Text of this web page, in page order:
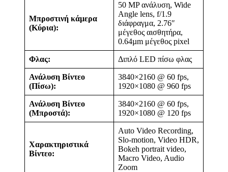
Μπροστινή κάμερα
(Κύρια):
50 MP ανάλυση, Wide
Angle lens, f/1.9
διάφραγμα, 2.76″
μέγεθος αισθητήρα,
0.64µm μέγεθος pixel
Φλας: Διπλό LED πίσω φλας
Ανάλυση Βίντεο
(Πίσω):
3840×2160 @ 60 fps,
1920×1080 @ 960 fps
Ανάλυση Βίντεο
(Μπροστά):
3840×2160 @ 60 fps,
1920×1080 @ 120 fps
Χαρακτηριστικά
Βίντεο:
Auto Video Recording,
Slo-motion, Video HDR,
Bokeh portrait video,
Macro Video, Audio
Zoom